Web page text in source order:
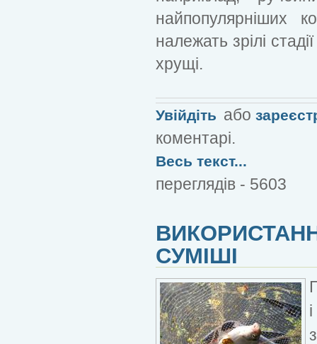
найпопулярніших
належать зрілі
хрущі.
Увійдіть або
коментарі.
Весь текст...
переглядів - 5603
СУМІШІ